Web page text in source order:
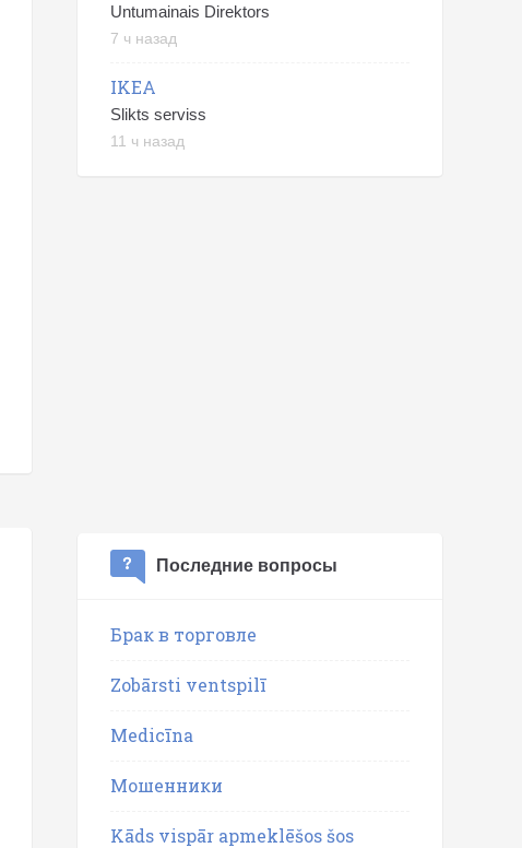
Untumainais Direktors
7 ч назад
IKEA
Slikts serviss
11 ч назад
Последние вопросы
Брак в торговле
Zobārsti ventspilī
Medicīna
Мошенники
Kāds vispār apmeklēšos šos